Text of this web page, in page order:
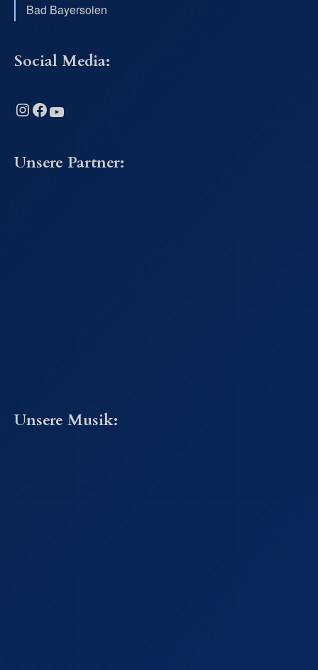
Bad Bayersoien
Social Media:
Instagram Facebook YouTube
Unsere Partner:
Unsere Musik: